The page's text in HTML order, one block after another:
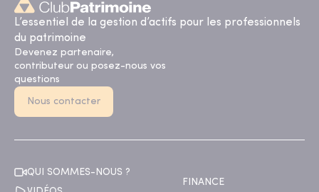
L’essentiel de la gestion d’actifs pour les professionnels
du patrimoine
Devenez partenaire,
contributeur ou posez-nous vos
questions
Nous contacter
QUI SOMMES-NOUS ?
FINANCE